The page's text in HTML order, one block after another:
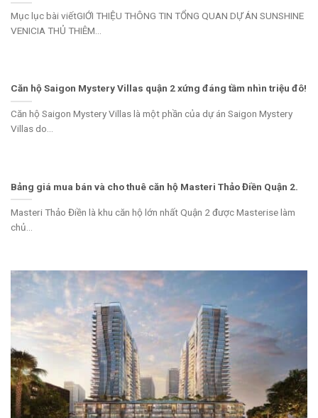
Mục lục bài viếtGIỚI THIỆU THÔNG TIN TỔNG QUAN DỰ ÁN SUNSHINE
VENICIA THỦ THIÊM...
Căn hộ Saigon Mystery Villas quận 2 xứng đáng tầm nhìn triệu đô!
Căn hộ Saigon Mystery Villas là một phần của dự án Saigon Mystery
Villas do...
Bảng giá mua bán và cho thuê căn hộ Masteri Thảo Điền Quận 2.
Masteri Thảo Điền là khu căn hộ lớn nhất Quận 2 được Masterise làm
chủ...